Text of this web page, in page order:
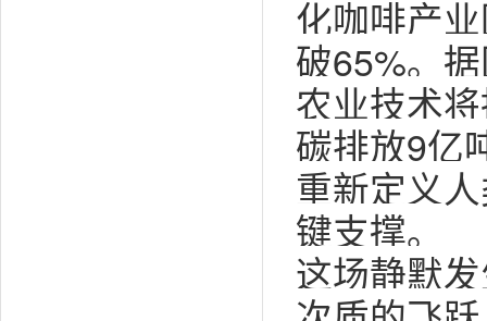
化咖啡产
破65%。
农业技术
碳排放9亿
重新定义
键支撑。
这场静默